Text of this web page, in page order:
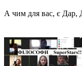
А чим для вас, є Дар,